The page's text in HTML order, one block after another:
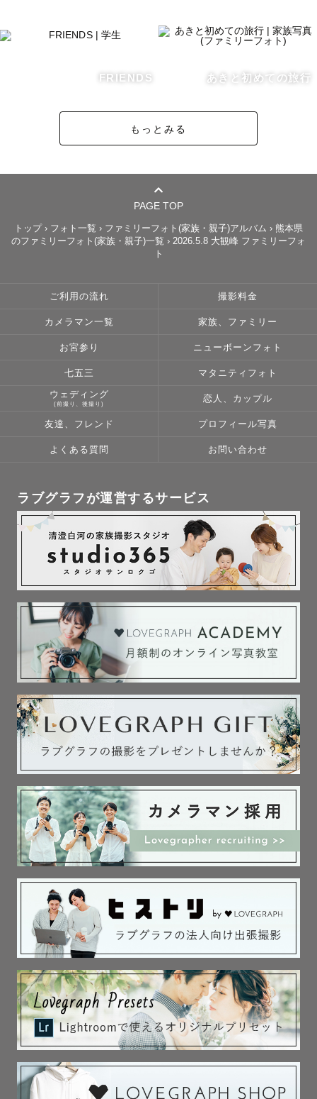
提供させていただきます事をお約束致します👍
🍀ガメラってどんな人？
でお子さまの撮影やブライダルフォトなど、沢山のジャン
ルの撮影を得意としています！
私の方から沢山の提案や案内を致しておりますので
安心しておまかせください。
私のプライベートな暮らしでは動物も大好きで家では犬と
暮らしています♪
そちらもお気軽にご相談下さい！
ロケでの撮影で何処が良いかお困りの方も
特に熊本での撮影は是非私におまかせ下さい！！✨
📷撮影スタイルと使用機材
ふんわり、キラキラとした透明感のある優しいテイストの
撮影が得意です。
エモく、カッコ良く、フィルム調になどテイストのリクエ
撮影ではゲストさんお一人お一人に合ったスタイルをご提
案させていただきます。
「こんな写真が撮りたい」「こんなテイストで撮りたい」
などありましたらどんどんおっしゃって下さい！
撮影時間もお写真も笑顔にあふれて大切なものになるよう
に一緒につくりあげていきましょう！
❤️対応エリアやスケジュール
熊本市から往復3,000円を超える地域は別途交通費のご負
担をお願いする場合がございますが、ご負担いただければ
全国どこへでも伺います！！
基本1日1件の受付となりますが、撮影場所やお時間によっ
ては、予定が✗や△のところも対応可能な場合がございま
す！
撮影を諦める前に1度ご相談下さい✨
✲  ✲  ✲  ✲  ✲  ✲  ✲  ✲  ✲  ✲
土・日・祝日は2～3ヶ月前から埋まり始め
1ヶ月前には満枠になる事が多いです。
土日祝をご希望の場合はお早目に日程だけでも確保をお願
い致します！
※七五三·桜シーズンの10、11月、4月は
   半年前から埋まり始めます。
   撮影をご検討中の方は 一度ご相談下さい。
✲  ✲  ✲  ✲  ✲  ✲  ✲  ✲  ✲  ✲
🌟対応エリアや予定に関してはお申し込み前に一度ご相談
下さい♪🌟
FRIENDS あきと初めての旅行
もっとみる
PAGE TOP
トップ › フォト一覧 › ファミリーフォト(家族・親子)アルバム › 熊本県
のファミリーフォト(家族・親子)一覧 › 2026.5.8 大観峰 ファミリーフォ
ト
ご利用の流れ 撮影料金
カメラマン一覧 家族、ファミリー
お宮参り ニューボーンフォト
七五三 マタニティフォト
ウェディング
(前撮り、後撮り)
恋人、カップル
友達、フレンド プロフィール写真
よくある質問 お問い合わせ
ラブグラフが運営するサービス